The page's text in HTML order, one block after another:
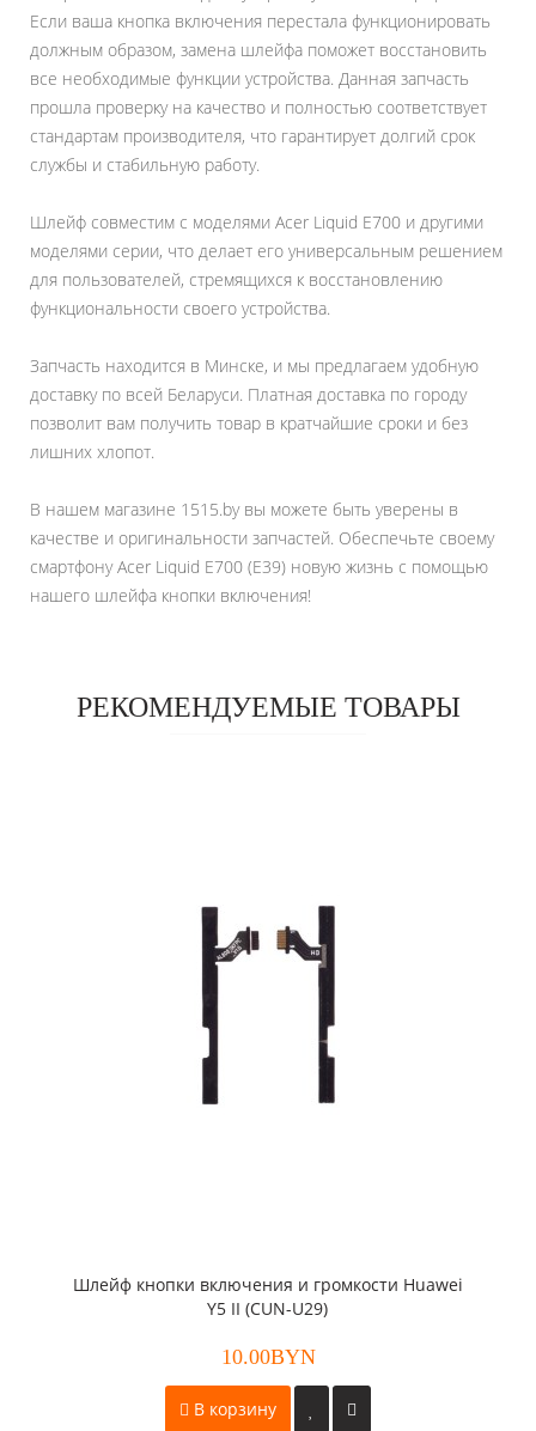
Если ваша кнопка включения перестала функционировать
должным образом, замена шлейфа поможет восстановить
все необходимые функции устройства. Данная запчасть
прошла проверку на качество и полностью соответствует
стандартам производителя, что гарантирует долгий срок
службы и стабильную работу.
Шлейф совместим с моделями Acer Liquid E700 и другими
моделями серии, что делает его универсальным решением
для пользователей, стремящихся к восстановлению
функциональности своего устройства.
Запчасть находится в Минске, и мы предлагаем удобную
доставку по всей Беларуси. Платная доставка по городу
позволит вам получить товар в кратчайшие сроки и без
лишних хлопот.
В нашем магазине 1515.by вы можете быть уверены в
качестве и оригинальности запчастей. Обеспечьте своему
смартфону Acer Liquid E700 (E39) новую жизнь с помощью
нашего шлейфа кнопки включения!
РЕКОМЕНДУЕМЫЕ ТОВАРЫ
Шлейф кнопки включения и громкости Huawei
Y5 II (CUN-U29)
10.00BYN
В корзину